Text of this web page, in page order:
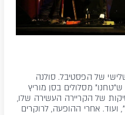
של הפסטיבל. סולנה
מסלולים בסן מוריץ
של הקריירה העשירה שלו,
ועוד. אחרי ההופעה, לרוקרים